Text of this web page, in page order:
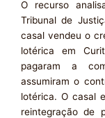
O recurso
Tribunal de
casal vendeu o
lotérica em
pagaram a
assumiram o
lotérica. O casal
reintegração de